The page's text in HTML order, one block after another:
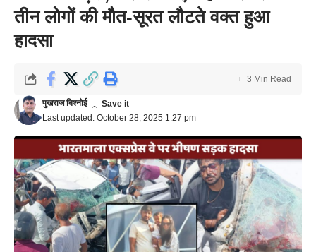
तीन लोगों की मौत-सूरत लौटते वक्त हुआ
हादसा
Last updated: October 28, 2025 1:27 pm
पुखराज बिश्नोई
3 Min Read